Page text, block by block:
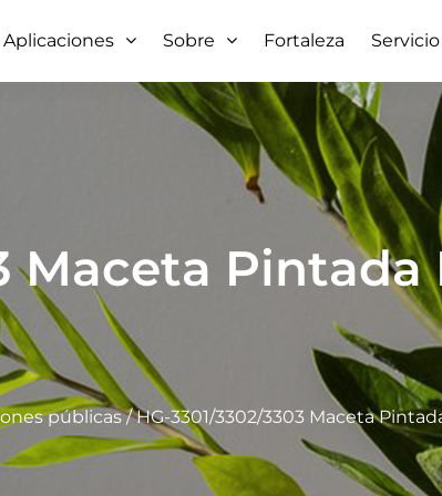
Aplicaciones Sobre Fortaleza Servicio
Maceta
públicas/HG-3301/3302/3303 Maceta